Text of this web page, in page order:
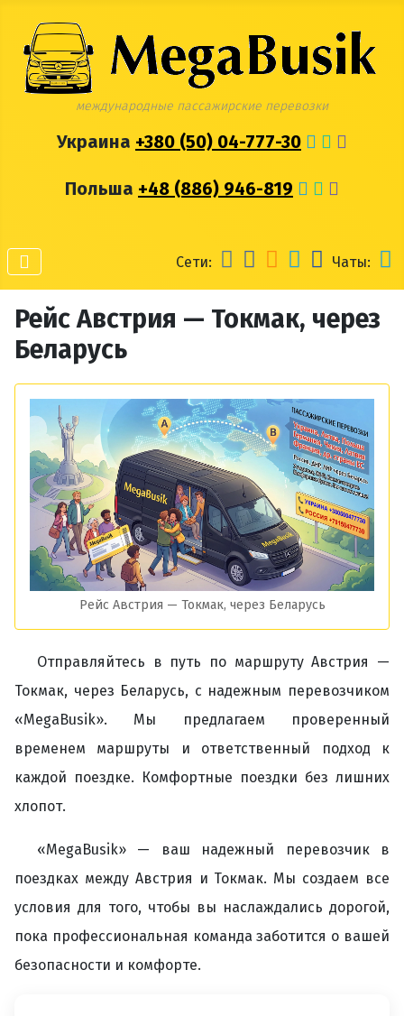
международные пассажирские перевозки
Украина +380 (50) 04-777-30
Польша +48 (886) 946-819
Сети: Чаты:
Рейс Австрия — Токмак, через
Беларусь
Рейс Австрия — Токмак, через Беларусь
Отправляйтесь в путь по маршруту Австрия —
Токмак, через Беларусь, с надежным перевозчиком
«MegaBusik». Мы предлагаем проверенный
временем маршруты и ответственный подход к
каждой поездке. Комфортные поездки без лишних
хлопот.
«MegaBusik» — ваш надежный перевозчик в
поездках между Австрия и Токмак. Мы создаем все
условия для того, чтобы вы наслаждались дорогой,
пока профессиональная команда заботится о вашей
безопасности и комфорте.